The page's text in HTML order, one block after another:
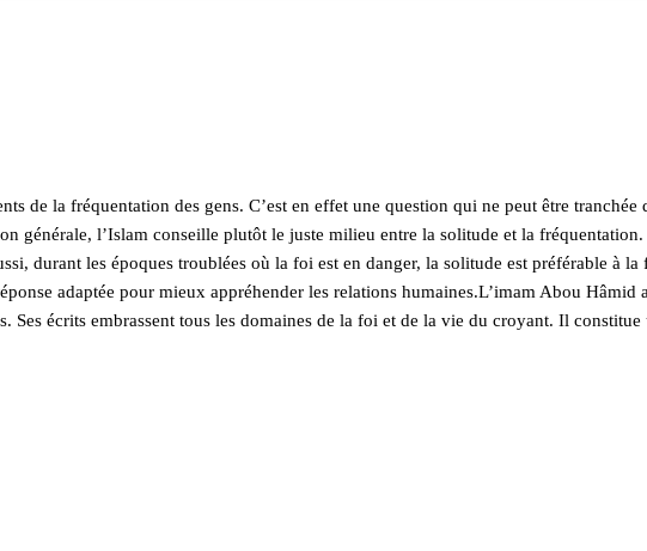
de la fréquentation des gens. C’est en effet une question qui ne peut être
générale, l’Islam conseille plutôt le juste milieu entre la solitude et la
durant les époques troublées où la foi est en danger, la solitude est préférable à la
adaptée pour mieux appréhender les relations humaines.L’imam Abou Hâmid
Ses écrits embrassent tous les domaines de la foi et de la vie du croyant. Il